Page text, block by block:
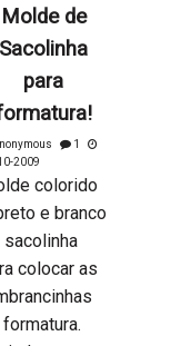
Molde de
Sacolinha
para
1
2009
colorido
e branco
sacolinha
colocar as